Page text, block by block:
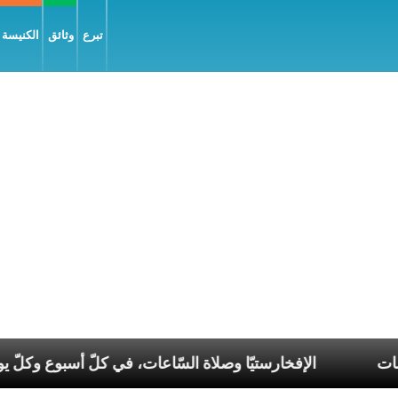
وثائق تبرع
الإفخارستيّا وصلاة السّاعات، في كلّ الانقسامات